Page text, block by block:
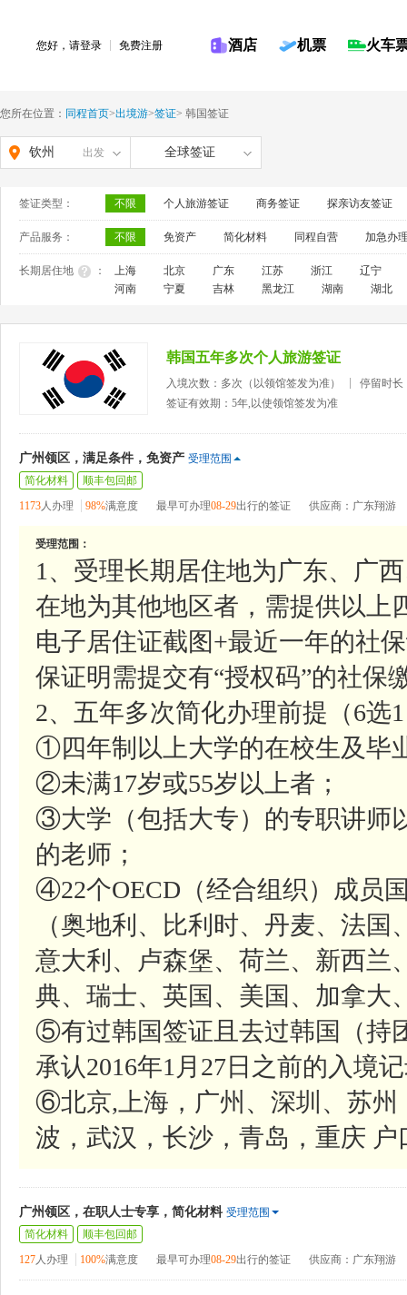
您好，请登录 免费注册 酒店 机票 火车
您所在位置： 同程首页>出境游>签证> 韩国签证
钦州 出发 全球签证
签证类型： 不限 个人旅游签证 商务签证 探亲访友签证
产品服务： 不限 免资产 简化材料 同程自营 加急办
长期居住地 ： 上海 北京 广东 江苏 浙江
辽宁
河南
宁夏 吉林 黑龙江 湖南 湖北
韩国五年多次个人旅游签证
入境次数：多次（以领馆签发为准）
停留时长
签证有效期：5年,以使领馆签发为准
广州领区，满足条件，免资产 受理范围
简化材料
顺丰包回邮
1173人办理 98%满意度 最早可办理08-29出行的签证 供应商：广东翔游
受理范围：
1、受理长期居住地为广东、广
在地为其他地区者，需提供以上
电子居住证截图+最近一年的社
保证明需提交有“授权码”的社保
2、五年多次简化办理前提（6选
①四年制以上大学的在校生及毕
②未满17岁或55岁以上者；
③大学（包括大专）的专职讲师
的老师；
④22个OECD（经合组织）成员
（奥地利、比利时、丹麦、法
意大利、卢森堡、荷兰、新西兰
典、瑞士、英国、美国、加拿大
⑤有过韩国签证且去过韩国（持
承认2016年1月27日之前的入境
⑥北京,上海，广州、深圳、苏州
波，武汉，长沙，青岛，重庆
广州领区，在职人士专享，简化材料 受理范围
简化材料
顺丰包回邮
127人办理 100%满意度 最早可办理08-29出行的签证 供应商：广东翔游